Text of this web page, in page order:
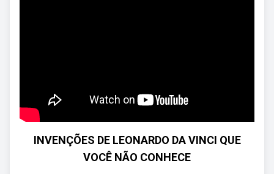
INVENÇÕES DE LEONARDO DA VINCI QUE
VOCÊ NÃO CONHECE